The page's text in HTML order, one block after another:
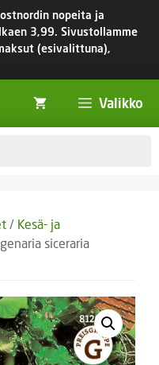
nopeita ja
3,99. Sivustollamme
(esivalittuna),
Valikko
/ Kesä- ja
siceraria